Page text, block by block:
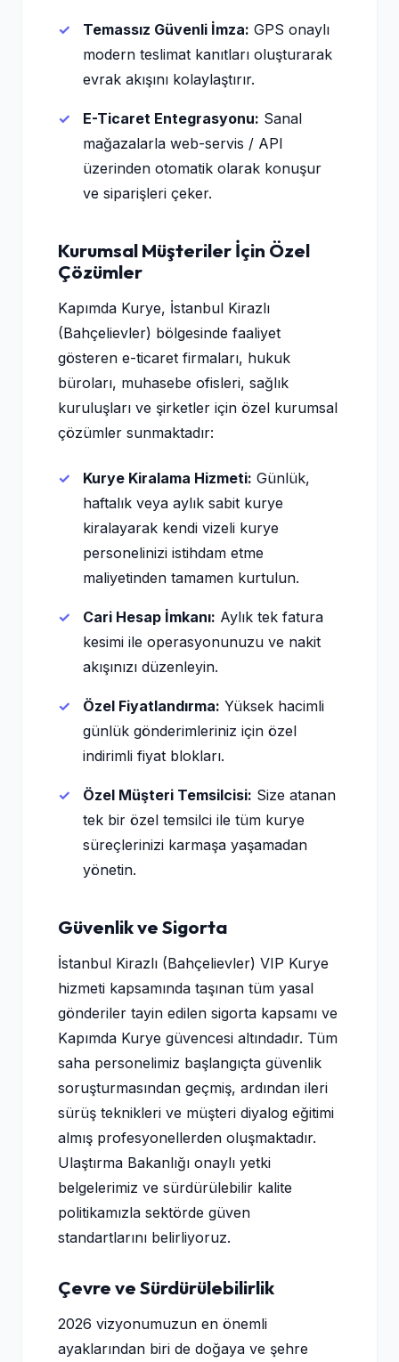
Temassız Güvenli İmza: GPS onaylı
modern teslimat kanıtları oluşturarak
evrak akışını kolaylaştırır.
E-Ticaret Entegrasyonu: Sanal
mağazalarla web-servis / API
üzerinden otomatik olarak konuşur
ve siparişleri çeker.
Kurumsal Müşteriler İçin Özel
Çözümler
Kapımda Kurye, İstanbul Kirazlı
(Bahçelievler) bölgesinde faaliyet
gösteren e-ticaret firmaları, hukuk
büroları, muhasebe ofisleri, sağlık
kuruluşları ve şirketler için özel kurumsal
çözümler sunmaktadır:
Kurye Kiralama Hizmeti: Günlük,
haftalık veya aylık sabit kurye
kiralayarak kendi vizeli kurye
personelinizi istihdam etme
maliyetinden tamamen kurtulun.
Cari Hesap İmkanı: Aylık tek fatura
kesimi ile operasyonunuzu ve nakit
akışınızı düzenleyin.
Özel Fiyatlandırma: Yüksek hacimli
günlük gönderimleriniz için özel
indirimli fiyat blokları.
Özel Müşteri Temsilcisi: Size atanan
tek bir özel temsilci ile tüm kurye
süreçlerinizi karmaşa yaşamadan
yönetin.
Güvenlik ve Sigorta
İstanbul Kirazlı (Bahçelievler) VIP Kurye
hizmeti kapsamında taşınan tüm yasal
gönderiler tayin edilen sigorta kapsamı ve
Kapımda Kurye güvencesi altındadır. Tüm
saha personelimiz başlangıçta güvenlik
soruşturmasından geçmiş, ardından ileri
sürüş teknikleri ve müşteri diyalog eğitimi
almış profesyonellerden oluşmaktadır.
Ulaştırma Bakanlığı onaylı yetki
belgelerimiz ve sürdürülebilir kalite
politikamızla sektörde güven
standartlarını belirliyoruz.
Çevre ve Sürdürülebilirlik
2026 vizyonumuzun en önemli
ayaklarından biri de doğaya ve şehre